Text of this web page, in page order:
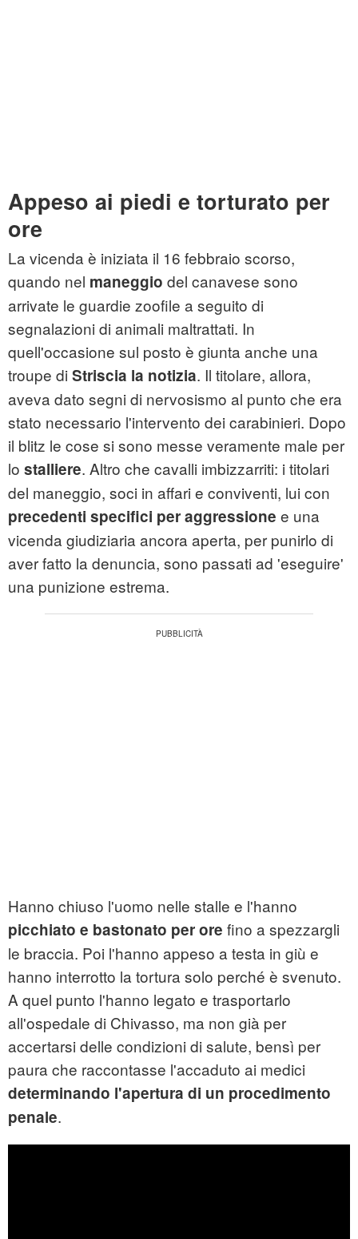
Appeso ai piedi e torturato per
ore
La vicenda è iniziata il 16 febbraio scorso,
quando nel maneggio del canavese sono
arrivate le guardie zoofile a seguito di
segnalazioni di animali maltrattati. In
quell'occasione sul posto è giunta anche una
troupe di Striscia la notizia. Il titolare, allora,
aveva dato segni di nervosismo al punto che era
stato necessario l'intervento dei carabinieri. Dopo
il blitz le cose si sono messe veramente male per
lo stalliere. Altro che cavalli imbizzarriti: i titolari
del maneggio, soci in affari e conviventi, lui con
precedenti specifici per aggressione e una
vicenda giudiziaria ancora aperta, per punirlo di
aver fatto la denuncia, sono passati ad 'eseguire'
una punizione estrema.
Hanno chiuso l'uomo nelle stalle e l'hanno
picchiato e bastonato per ore fino a spezzargli
le braccia. Poi l'hanno appeso a testa in giù e
hanno interrotto la tortura solo perché è svenuto.
A quel punto l'hanno legato e trasportarlo
all'ospedale di Chivasso, ma non già per
accertarsi delle condizioni di salute, bensì per
paura che raccontasse l'accaduto ai medici
determinando l'apertura di un procedimento
penale.